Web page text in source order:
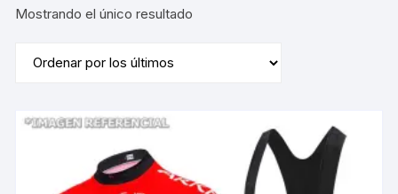
Mostrando el único resultado